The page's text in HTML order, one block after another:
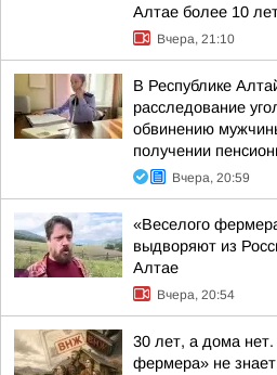
Алтае более 10
Вчера, 21:10
В Республике
расследование
обвинению
получении
Вчера, 20:59
«Веселого
выдворяют из
Алтае
Вчера, 20:54
30 лет, а дома
фермера» не